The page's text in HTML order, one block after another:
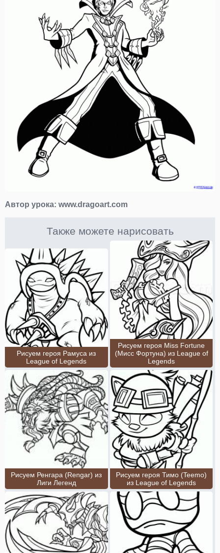
Автор урока: www.dragoart.com
Также можете нарисовать
Рисуем героя Рамуса из
League of Legends
Рисуем героя Miss Fortune
(Мисс Фортуна) из League of
Legends
Рисуем Ренгара (Rengar) из
Лиги Легенд
Рисуем героя Тимо (Teemo)
из League of Legends